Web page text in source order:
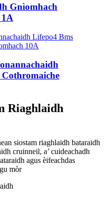
Gnìomhach
Cothromaiche
Riaghlaidh
siostam riaghlaidh bataraidh
cruinneil, a’ cuideachadh
agus èifeachdas
mòr